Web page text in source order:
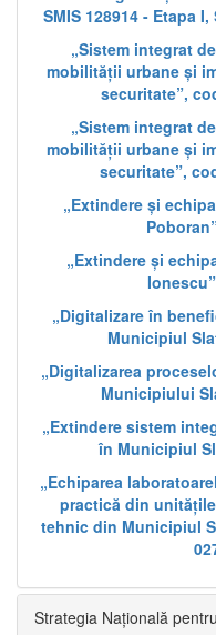
SMIS 128914 - Etapa
„Sistem integrat
mobilității urbane și
securitate”,
„Sistem integrat
mobilității urbane și
securitate”,
„Extindere și
„Extindere și
„Digitalizare în
Municipiul
„Digitalizarea
Municipiului
„Extindere sistem
în Municipiul
„Echiparea
practică din
tehnic din Municipiul
Strategia Națională